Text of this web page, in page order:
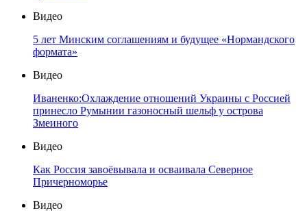
Видео
5 лет Минским соглашениям и будущее «Нормандского
формата»
Видео
Иваненко:Охлаждение отношений Украины с Россией
принесло Румынии газоносный шельф у острова
Змеиного
Видео
Как Россия завоёвывала и осваивала Северное
Причерноморье
Видео